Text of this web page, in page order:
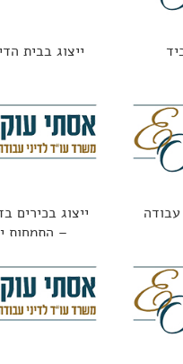
ייצוג בבית
עבודה
ייצוג בכירים
– התמחות